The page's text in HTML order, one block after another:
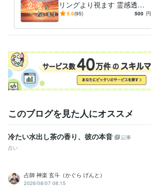
占い メールによる霊視鑑定 電話による霊視鑑定
恋愛 ビジネス 復縁 片思い 不倫
専修大学法学部 2000年3月 ~ 2004年2月
語学力
英語 日常会話レベル
リングより視ます 霊感透視
で人間関係、恋愛、仕事の悩
5.0(95) 500 円
このブログを見た人にオススメ
冷たい水出し茶の香り、彼の本音
記事
占い
占師 神楽 玄斗（かぐら げんと）
2026/08/07 08:15